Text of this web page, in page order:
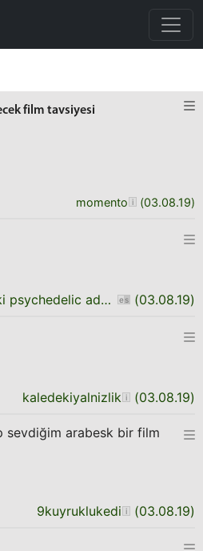
film tavsiyesi
momento (03.08.19)
tepedeki psychedelic adam (03.08.19)
kaledekiyalnizlik (03.08.19)
sevdiğim arabesk bir film
9kuyruklukedi (03.08.19)